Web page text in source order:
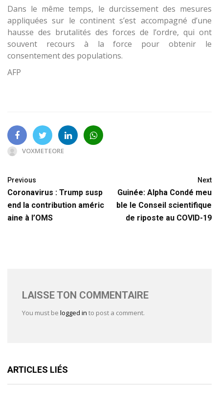
Dans le même temps, le durcissement des mesures
appliquées sur le continent s’est accompagné d’une
hausse des brutalités des forces de l’ordre, qui ont
souvent recours à la force pour obtenir le
consentement des populations.
AFP
VOXMETEORE
Previous
Coronavirus : Trump susp
end la contribution améric
aine à l’OMS
Next
Guinée: Alpha Condé meu
ble le Conseil scientifique
de riposte au COVID-19
LAISSE TON COMMENTAIRE
You must be logged in to post a comment.
ARTICLES LIÉS